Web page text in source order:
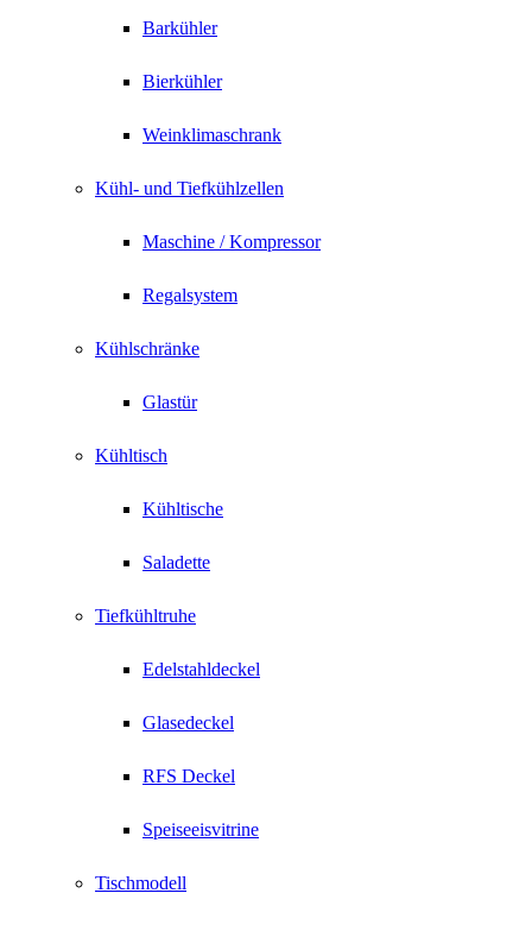
Barkühler
Bierkühler
Weinklimaschrank
Kühl- und Tiefkühlzellen
Maschine / Kompressor
Regalsystem
Kühlschränke
Glastür
Kühltisch
Kühltische
Saladette
Tiefkühltruhe
Edelstahldeckel
Glasedeckel
RFS Deckel
Speiseeisvitrine
Tischmodell